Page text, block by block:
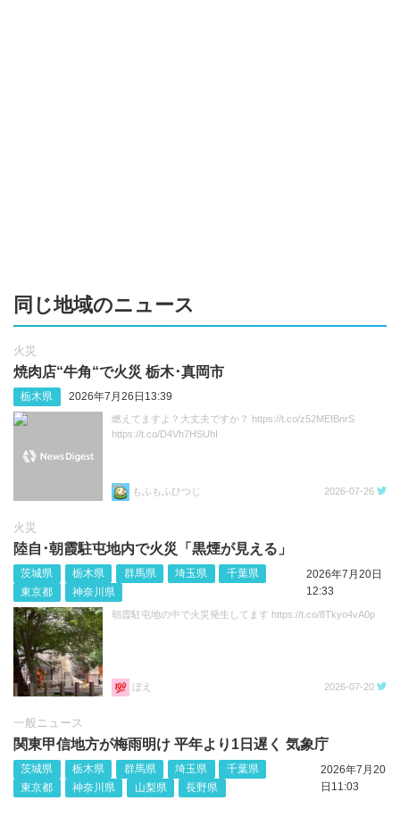
同じ地域のニュース
火災
焼肉店“牛角“で火災 栃木･真岡市
栃木県 2026年7月26日13:39
燃えてますよ？大丈夫ですか？ https://t.co/z52MEfBnrS
https://t.co/D4Vh7HSUhI
もふもふひつじ 2026-07-26
火災
陸自･朝霞駐屯地内で火災「黒煙が見える」
茨城県 栃木県 群馬県 埼玉県
千葉県
東京都
神奈川県
2026年7月20日
12:33
朝霞駐屯地の中で火災発生してます https://t.co/8Tkyo4vA0p
ぼえ 2026-07-20
一般ニュース
関東甲信地方が梅雨明け 平年より1日遅く 気象庁
茨城県 栃木県 群馬県 埼玉県
千葉県
東京都
神奈川県 山梨県 長野県
2026年7月20
日11:03